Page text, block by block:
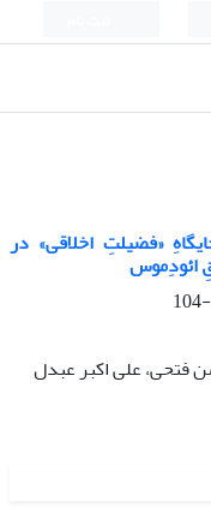
«فضیلتِ اخلاقی» در
ائودِموس
فتحی، علی اکبر عبدل